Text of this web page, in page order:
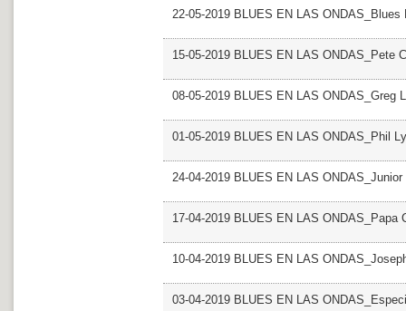
22-05-2019 BLUES EN LAS
15-05-2019 BLUES EN LAS ONDAS_Pete
08-05-2019 BLUES EN LAS ONDAS_Greg
01-05-2019 BLUES EN LAS ONDAS_Phil
24-04-2019 BLUES EN LAS ONDAS_Junior
17-04-2019 BLUES EN LAS ONDAS_Papa
10-04-2019 BLUES EN LAS
03-04-2019 BLUES EN LAS